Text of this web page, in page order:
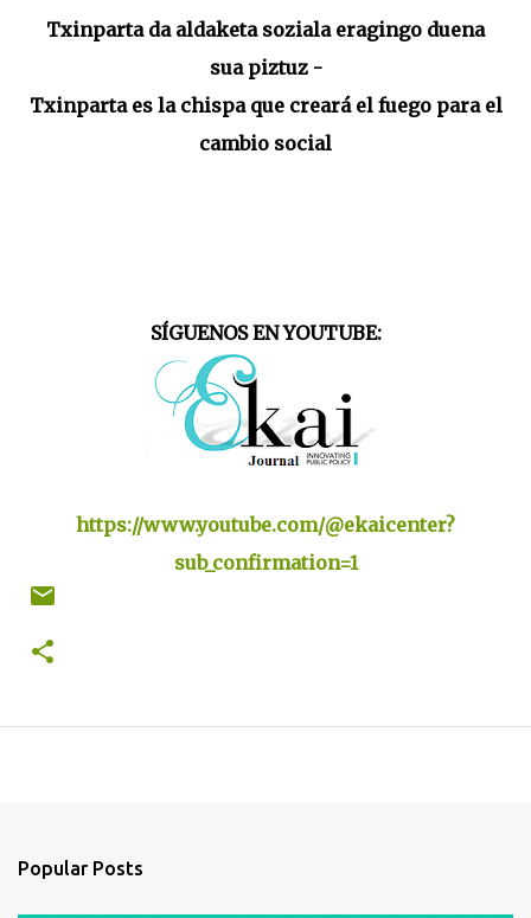
Txinparta da aldaketa soziala eragingo duena
sua piztuz -
Txinparta es la chispa que creará el fuego para el
cambio social
SÍGUENOS EN YOUTUBE:
https://www.youtube.com/@ekaicenter?
sub_confirmation=1
Popular Posts